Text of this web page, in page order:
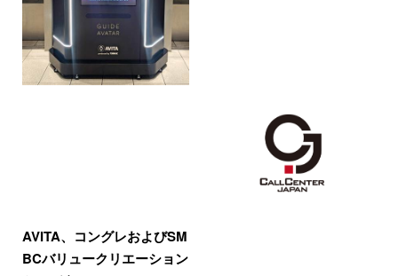
AVITA、コングレおよびSM
BCバリュークリエーション